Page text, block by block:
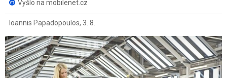
Vyšlo na mobilenet.cz
Ioannis Papadopoulos, 3. 8.